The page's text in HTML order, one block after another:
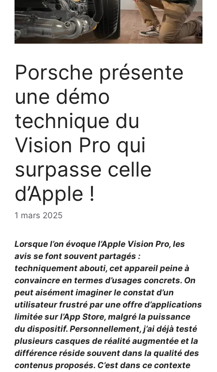
Porsche présente
une démo
technique du
Vision Pro qui
surpasse celle
d’Apple !
1 mars 2025
Lorsque l’on évoque l’Apple Vision Pro, les
avis se font souvent partagés :
techniquement abouti, cet appareil peine à
convaincre en termes d’usages concrets. On
peut aisément imaginer le constat d’un
utilisateur frustré par une offre d’applications
limitée sur l’App Store, malgré la puissance
du dispositif. Personnellement, j’ai déjà testé
plusieurs casques de réalité augmentée et la
différence réside souvent dans la qualité des
contenus proposés. C’est dans ce contexte